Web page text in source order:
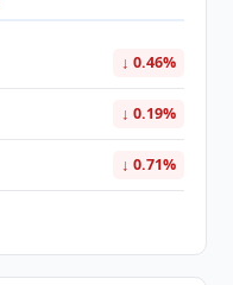
↓ 0.46%
↓ 0.19%
↓ 0.71%